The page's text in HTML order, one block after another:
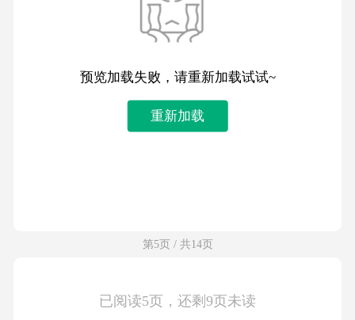
预览加载失败，请重新加载试试~
重新加载
第5页 / 共14页
已阅读5页，还剩9页未读